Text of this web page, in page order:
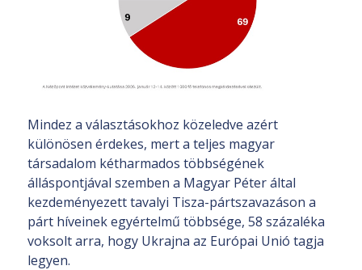
Mindez a választásokhoz közeledve azért
különösen érdekes, mert a teljes magyar
társadalom kétharmados többségének
álláspontjával szemben a Magyar Péter által
kezdeményezett tavalyi Tisza-pártszavazáson a
párt híveinek egyértelmű többsége, 58 százaléka
voksolt arra, hogy Ukrajna az Európai Unió tagja
legyen.